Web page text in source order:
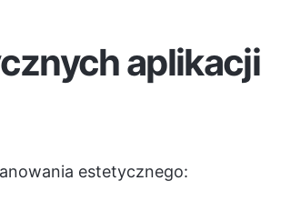
aplikacji
estetycznego: